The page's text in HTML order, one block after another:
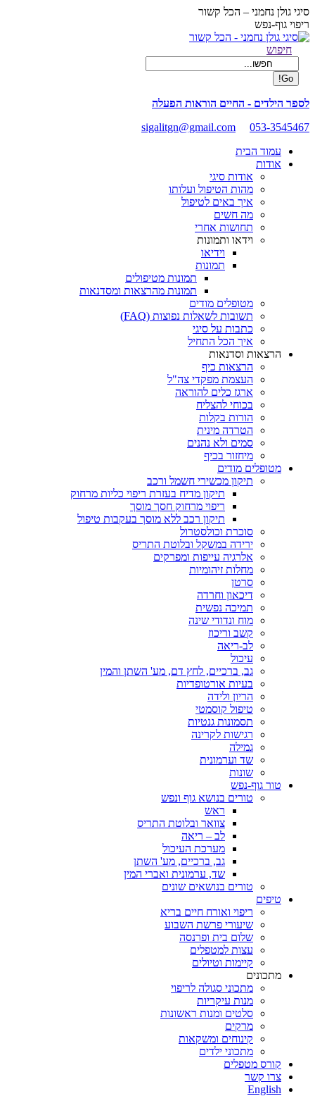
Skip
to
content
סיגי גולן נחמני – הכל קשור
ריפוי גוף-נפש
Facebook
opens
new
window
Search:
חיפוש
לספר הילדים - החיים הוראות הפעלה
sigalitgn@gmail.com
053-3545467
עמוד הבית
אודות
אודות סיגי
מהות הטיפול ועלותו
איך באים לטיפול
מה חשים
תחושות אחרי
וידאו ותמונות
וידיאו
תמונות
תמונות מטיפולים
תמונות מהרצאות ומסדנאות
מטופלים מודים
תשובות לשאלות נפוצות (FAQ)
כתבות על סיגי
איך הכל התחיל
הרצאות וסדנאות
הרצאות כיף
העצמת מפקדי צה"ל
ארגז כלים להוראה
בכוחי להצליח
הורות בקלות
הטרדה מינית
סמים ולא נהנים
מיחזור בכיף
מטופלים מודים
תיקון מכשירי חשמל ורכב
תיקון מדיח בעזרת ריפוי כליות מרחוק
ריפוי מרחוק חסך מוסך
תיקון רכב ללא מוסך בעקבות טיפול
סוכרת וכולסטרול
ירידה במשקל ובלוטת התריס
אלרגיה עייפות ומפרקים
מחלות זיהומיות
סרטן
דיכאון וחרדה
תמיכה נפשית
מוח ונדודי שינה
קשב וריכוז
לב-ריאה
עיכול
גב, ברכיים, לחץ דם, מע' השתן והמין
בעיות אורטופדיות
הריון ולידה
טיפול קוסמטי
תסמונות גנטיות
רגישות לקרינה
גמילה
שד וערמונית
שונות
טור גוף-נפש
טורים בנושא גוף ונפש
ראש
צוואר ובלוטת התריס
לב – ריאה
מערכת העיכול
גב, ברכיים, מע' השתן
שד, ערמונית ואברי המין
טורים בנושאים שונים
טיפים
ריפוי ואורח חיים בריא
שיעורי פרשת השבוע
שלום בית ופרנסה
עצות למטפלים
קיימות וטיולים
מתכונים
מתכוני סגולה לריפוי
מנות עיקריות
סלטים ומנות ראשונות
מרקים
קינוחים ומשקאות
מתכוני ילדים
קורס מטפלים
צרו קשר
English